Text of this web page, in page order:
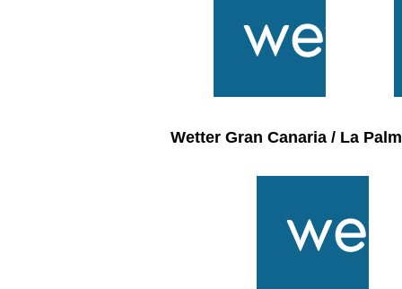
Wetter Gran Canaria / La